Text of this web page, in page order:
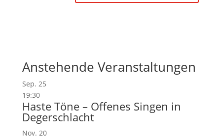
Anstehende Veranstaltungen
Sep. 25
19:30
Haste Töne – Offenes Singen in
Degerschlacht
Nov. 20